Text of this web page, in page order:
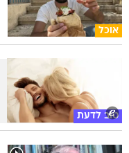
אוכל
טוב לדעת